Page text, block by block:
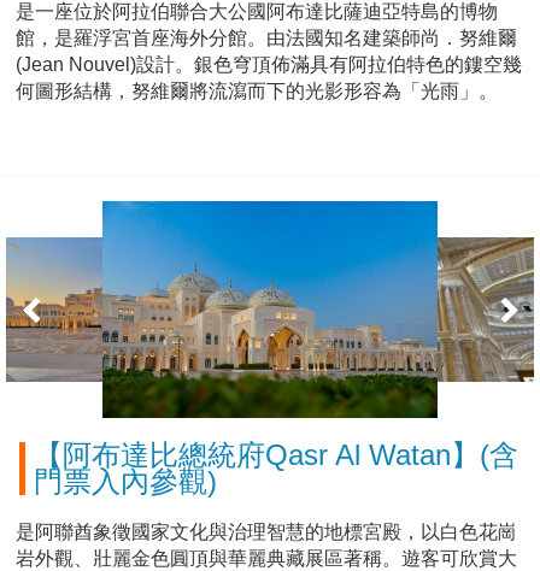
是一座位於阿拉伯聯合大公國阿布達比薩迪亞特島的博物
館，是羅浮宮首座海外分館。由法國知名建築師尚．努維爾
(Jean Nouvel)設計。銀色穹頂佈滿具有阿拉伯特色的鏤空幾
何圖形結構，努維爾將流瀉而下的光影形容為「光雨」。
【阿布達比總統府Qasr Al Watan】(含
門票入內參觀)
是阿聯酋象徵國家文化與治理智慧的地標宮殿，以白色花崗
岩外觀、壯麗金色圓頂與華麗典藏展區著稱。遊客可欣賞大